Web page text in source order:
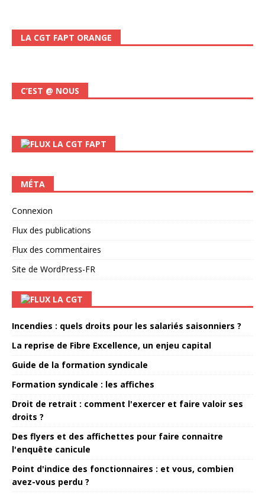
LA CGT FAPT ORANGE
C’EST @ NOUS
LA CGT FAPT
MÉTA
Connexion
Flux des publications
Flux des commentaires
Site de WordPress-FR
LA CGT
Incendies : quels droits pour les salariés saisonniers ?
La reprise de Fibre Excellence, un enjeu capital
Guide de la formation syndicale
Formation syndicale : les affiches
Droit de retrait : comment l'exercer et faire valoir ses
droits ?
Des flyers et des affichettes pour faire connaitre
l'enquête canicule
Point d'indice des fonctionnaires : et vous, combien
avez-vous perdu ?